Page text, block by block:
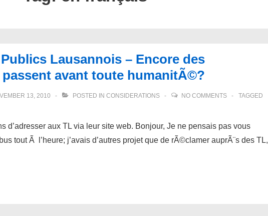
Lausannois – Encore des
avant toute humanitÃ©?
13, 2010 POSTED IN CONSIDERATIONS NO COMMENTS
TAGGED
d’adresser aux TL via leur site web. Bonjour, Je ne pensais pas vous
tout Ã l’heure; j’avais d’autres projet que de rÃ©clamer auprÃ¨s des TL,